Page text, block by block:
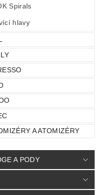
Spirals
hlavy
A ATOMIZÉRY
A PODY